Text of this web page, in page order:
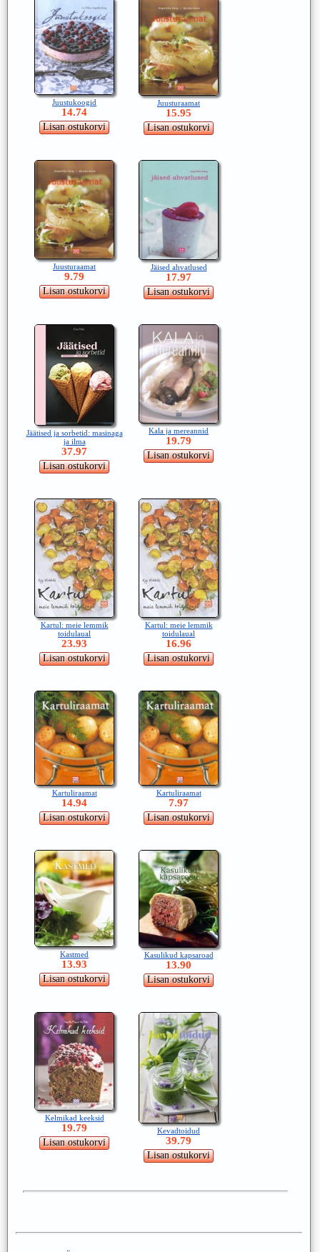
Juustukoogid
14.74
Juusturaamat
15.95
Juusturaamat
9.79
Jäised ahvatlused
17.97
Jäätised ja sorbetid: masinaga
ja ilma
37.97
Kala ja mereannid
19.79
Kartul: meie lemmik
toidulaual
23.93
Kartul: meie lemmik
toidulaual
16.96
Kartuliraamat
14.94
Kartuliraamat
7.97
Kastmed
13.93
Kasulikud kapsaroad
13.90
Kelmikad keeksid
19.79 Kevadtoidud
39.79